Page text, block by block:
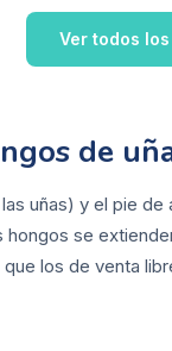
Ver todos
de
uñas) y el pie
se
los de venta